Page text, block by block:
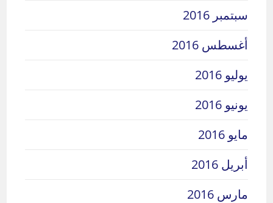
سبتمبر 2016
أغسطس 2016
يوليو 2016
يونيو 2016
مايو 2016
أبريل 2016
مارس 2016